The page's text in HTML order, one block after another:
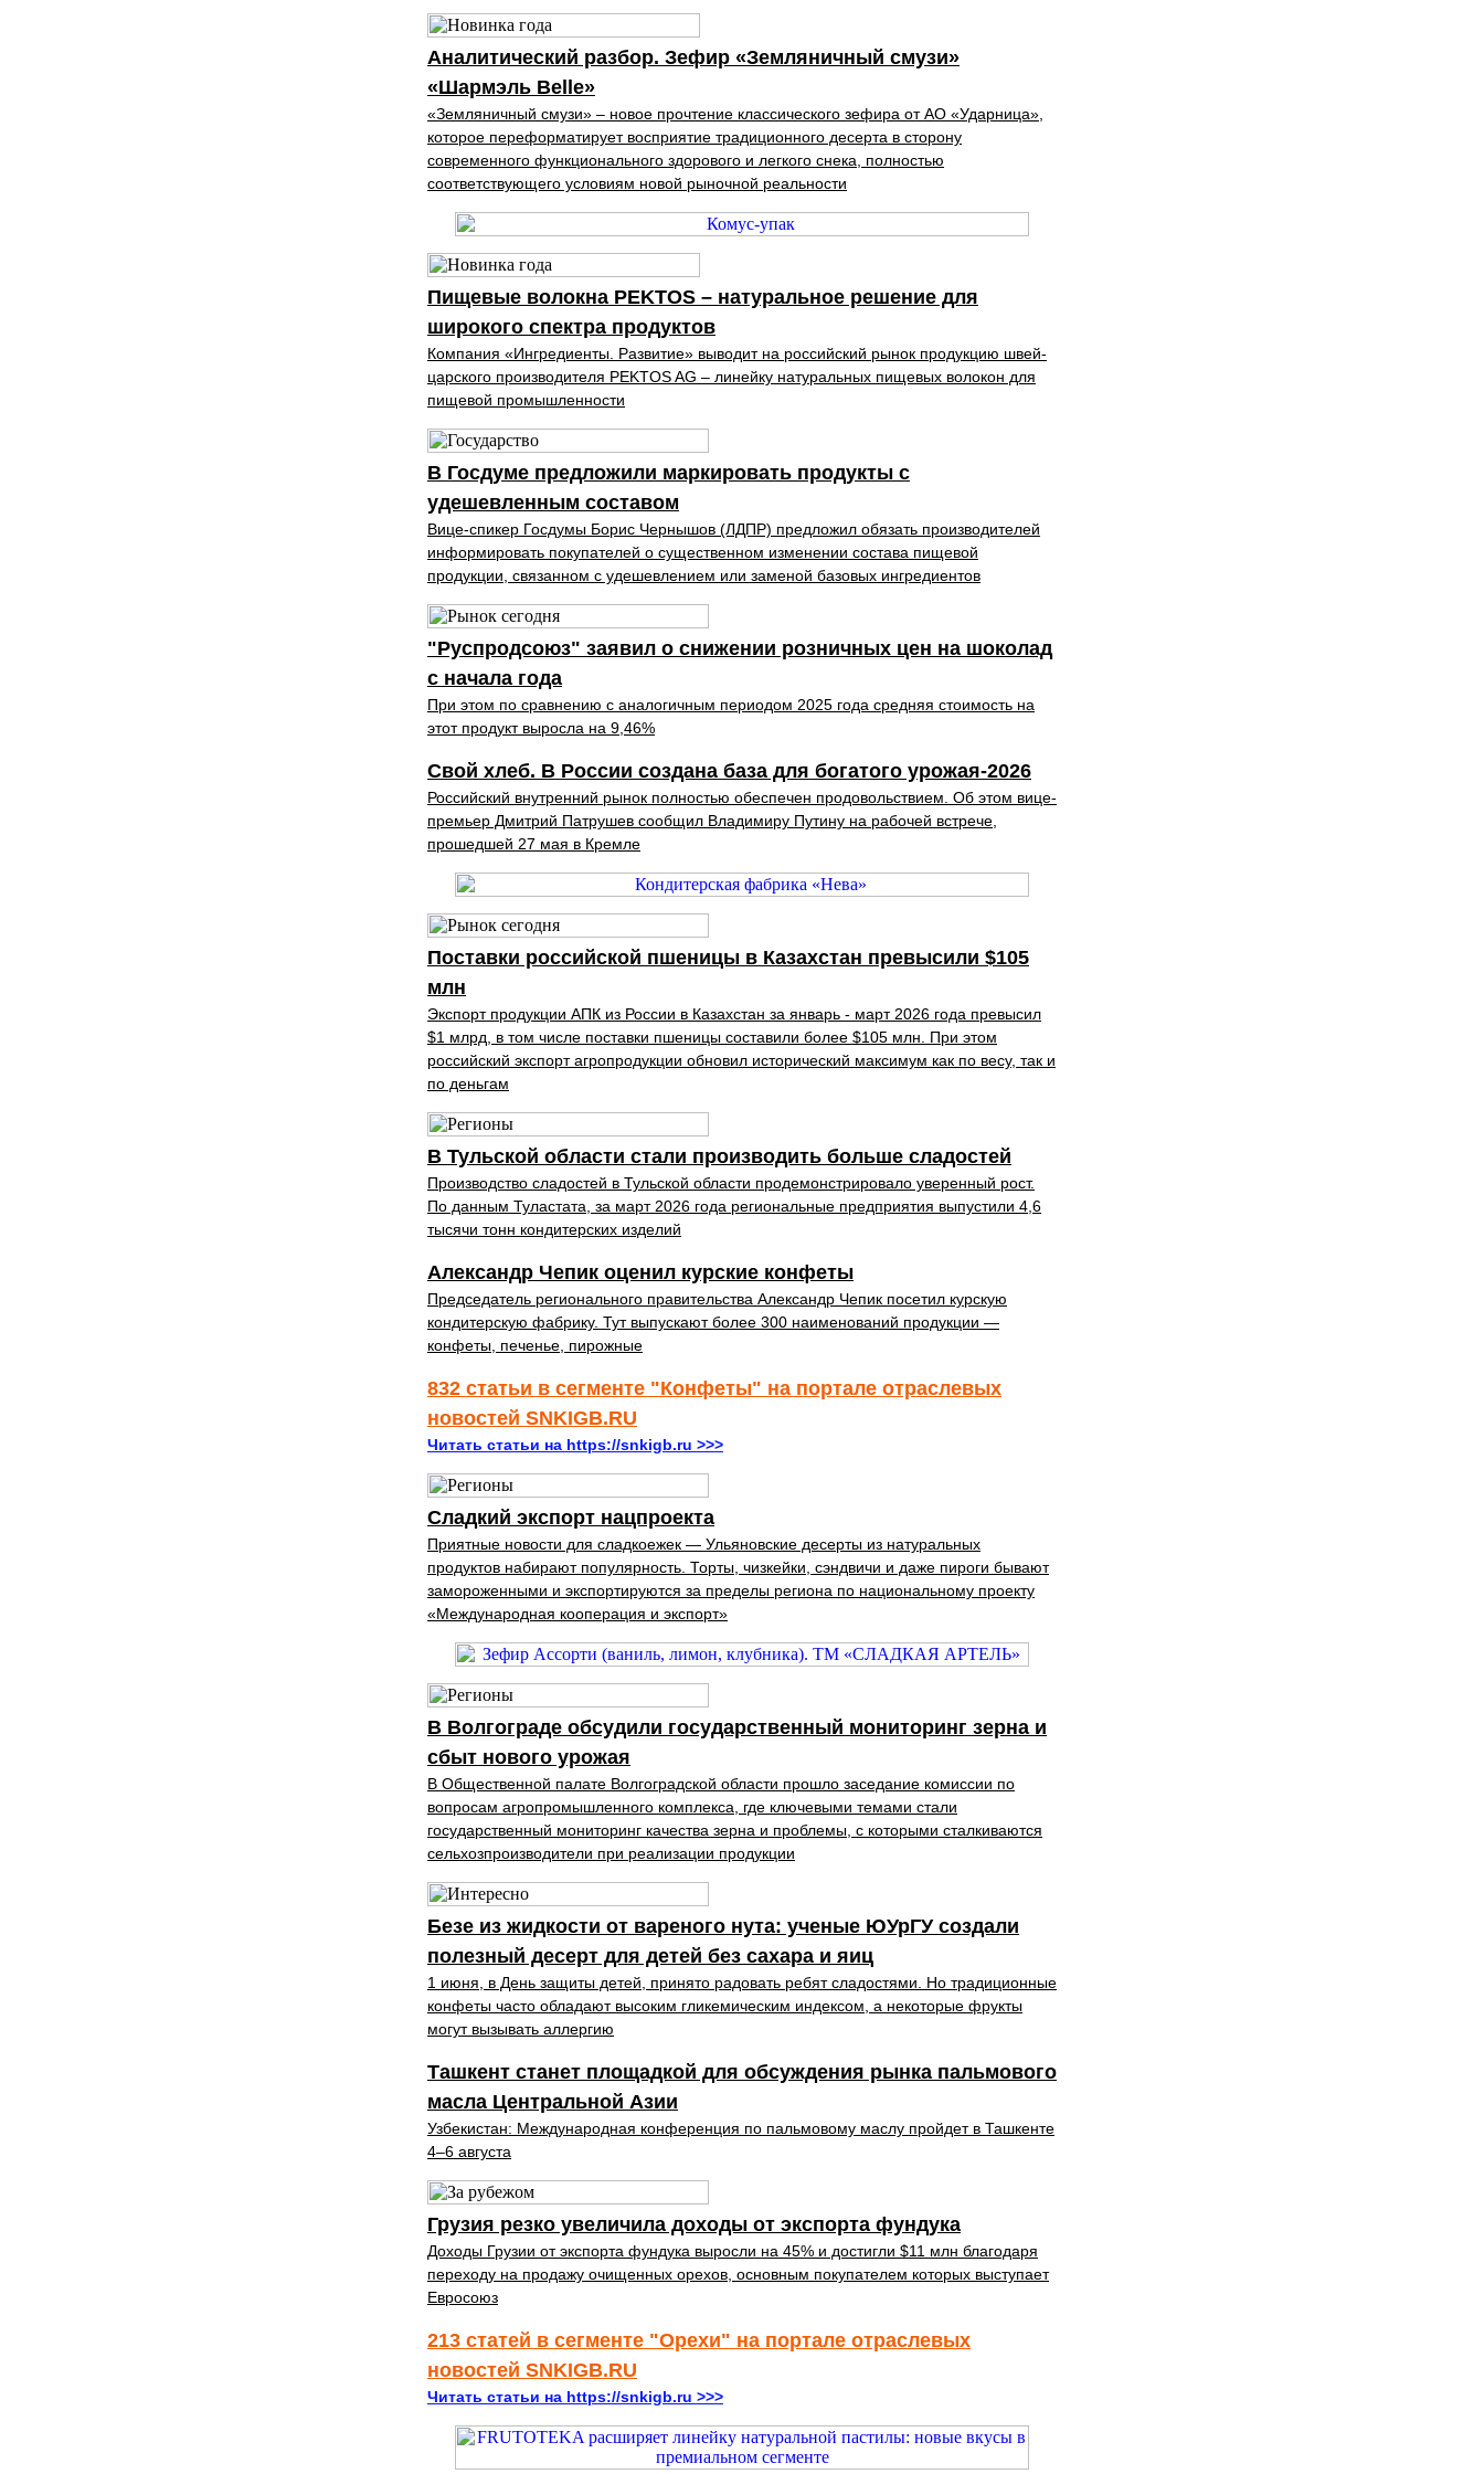
Аналитический разбор. Зефир «Земляничный смузи»
«Шармэль Belle»
«Земляничный смузи» – новое прочтение классического зефира от АО «Ударница»,
которое переформатирует восприятие традиционного десерта в сторону
современного функционального здорового и легкого снека, полностью
соответствующего условиям новой рыночной реальности
Пищевые волокна PEKTOS – натуральное решение для
широкого спектра продуктов
Компания «Ингредиенты. Развитие» вы­водит на российский рынок продукцию швей­
царского производителя PEKTOS AG – ли­нейку натуральных пищевых волокон для
пи­щевой промышленности
В Госдуме предложили маркировать продукты с
удешевленным составом
Вице-спикер Госдумы Борис Чернышов (ЛДПР) предложил обязать производителей
информировать покупателей о существенном изменении состава пищевой
продукции, связанном с удешевлением или заменой базовых ингредиентов
"Руспродсоюз" заявил о снижении розничных цен на шоколад
с начала года
При этом по сравнению с аналогичным периодом 2025 года средняя стоимость на
этот продукт выросла на 9,46%
Свой хлеб. В России создана база для богатого урожая-2026
Российский внутренний рынок полностью обеспечен продовольствием. Об этом вице-
премьер Дмитрий Патрушев сообщил Владимиру Путину на рабочей встрече,
прошедшей 27 мая в Кремле
Поставки российской пшеницы в Казахстан превысили $105
млн
Экспорт продукции АПК из России в Казахстан за январь - март 2026 года превысил
$1 млрд, в том числе поставки пшеницы составили более $105 млн. При этом
российский экспорт агропродукции обновил исторический максимум как по весу, так и
по деньгам
В Тульской области стали производить больше сладостей
Производство сладостей в Тульской области продемонстрировало уверенный рост.
По данным Туластата, за март 2026 года региональные предприятия выпустили 4,6
тысячи тонн кондитерских изделий
Александр Чепик оценил курские конфеты
Председатель регионального правительства Александр Чепик посетил курскую
кондитерскую фабрику. Тут выпускают более 300 наименований продукции —
конфеты, печенье, пирожные
832 статьи в сегменте "Конфеты" на портале отраслевых
новостей SNKIGB.RU
Читать статьи на https://snkigb.ru >>>
Сладкий экспорт нацпроекта
Приятные новости для сладкоежек — Ульяновские десерты из натуральных
продуктов набирают популярность. Торты, чизкейки, сэндвичи и даже пироги бывают
замороженными и экспортируются за пределы региона по национальному проекту
«Международная кооперация и экспорт»
В Волгограде обсудили государственный мониторинг зерна и
сбыт нового урожая
В Общественной палате Волгоградской области прошло заседание комиссии по
вопросам агропромышленного комплекса, где ключевыми темами стали
государственный мониторинг качества зерна и проблемы, с которыми сталкиваются
сельхозпроизводители при реализации продукции
Безе из жидкости от вареного нута: ученые ЮУрГУ создали
полезный десерт для детей без сахара и яиц
1 июня, в День защиты детей, принято радовать ребят сладостями. Но традиционные
конфеты часто обладают высоким гликемическим индексом, а некоторые фрукты
могут вызывать аллергию
Ташкент станет площадкой для обсуждения рынка пальмового
масла Центральной Азии
Узбекистан: Международная конференция по пальмовому маслу пройдет в Ташкенте
4–6 августа
Грузия резко увеличила доходы от экспорта фундука
Доходы Грузии от экспорта фундука выросли на 45% и достигли $11 млн благодаря
переходу на продажу очищенных орехов, основным покупателем которых выступает
Евросоюз
213 статей в сегменте "Орехи" на портале отраслевых
новостей SNKIGB.RU
Читать статьи на https://snkigb.ru >>>